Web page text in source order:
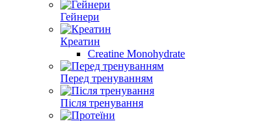
Гейнери
Креатин
Creatine Monohydrate
Перед тренуванням
Після тренування